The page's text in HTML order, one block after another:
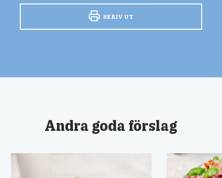
SKRIV UT
Andra goda förslag